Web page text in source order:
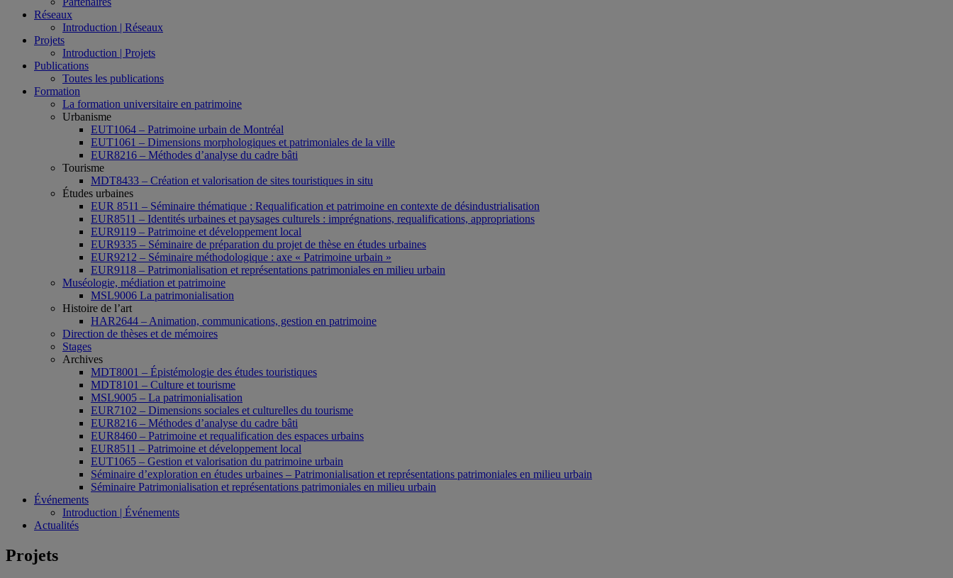
Réseaux
Introduction | Réseaux
Projets
Introduction | Projets
Publications
Toutes les publications
Formation
La formation universitaire en patrimoine
Urbanisme
EUT1064 – Patrimoine urbain de Montréal
EUT1061 – Dimensions morphologiques et patrimoniales de la ville
EUR8216 – Méthodes d’analyse du cadre bâti
Tourisme
MDT8433 – Création et valorisation de sites touristiques in situ
Études urbaines
EUR 8511 – Séminaire thématique : Requalification et patrimoine en contexte de désindustrialisation
EUR8511 – Identités urbaines et paysages culturels : imprégnations, requalifications, appropriations
EUR9119 – Patrimoine et développement local
EUR9335 – Séminaire de préparation du projet de thèse en études urbaines
EUR9212 – Séminaire méthodologique : axe « Patrimoine urbain »
EUR9118 – Patrimonialisation et représentations patrimoniales en milieu urbain
Muséologie, médiation et patrimoine
MSL9006 La patrimonialisation
Histoire de l’art
HAR2644 – Animation, communications, gestion en patrimoine
Direction de thèses et de mémoires
Stages
Archives
MDT8001 – Épistémologie des études touristiques
MDT8101 – Culture et tourisme
MSL9005 – La patrimonialisation
EUR7102 – Dimensions sociales et culturelles du tourisme
EUR8216 – Méthodes d’analyse du cadre bâti
EUR8460 – Patrimoine et requalification des espaces urbains
EUR8511 – Patrimoine et développement local
EUT1065 – Gestion et valorisation du patrimoine urbain
Séminaire d’exploration en études urbaines – Patrimonialisation et représentations patrimoniales en milieu urbain
Séminaire Patrimonialisation et représentations patrimoniales en milieu urbain
Événements
Introduction | Événements
Actualités
Projets